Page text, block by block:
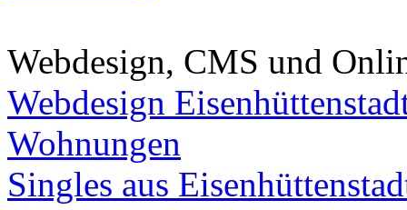
Webdesign, CMS und
Webdesign
Wohnungen
Singles aus